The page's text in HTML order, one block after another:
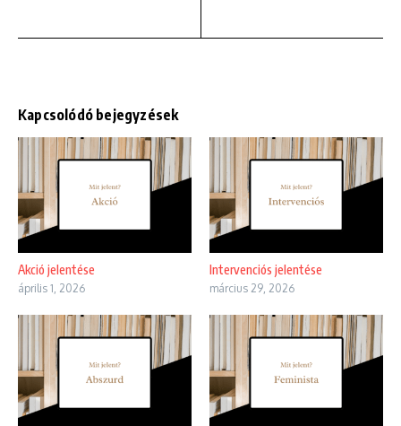
Kapcsolódó bejegyzések
Akció jelentése
április 1, 2026
Intervenciós jelentése
március 29, 2026